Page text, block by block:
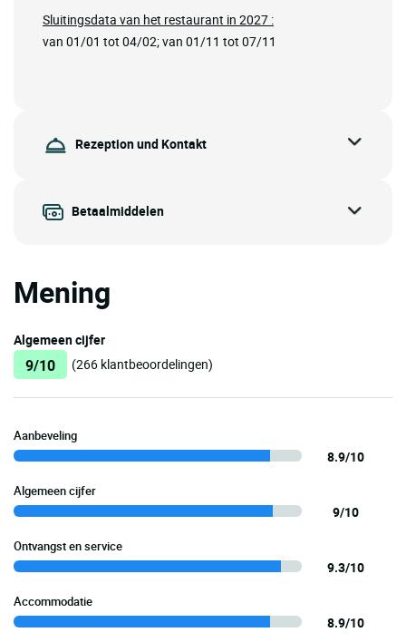
Sluitingsdata van het restaurant in 2027 :
van 01/01 tot 04/02; van 01/11 tot 07/11
Rezeption und Kontakt
Betaalmiddelen
Mening
Algemeen cijfer
9/10 (266 klantbeoordelingen)
Aanbeveling
8.9/10
Algemeen cijfer
9/10
Ontvangst en service
9.3/10
Accommodatie
8.9/10